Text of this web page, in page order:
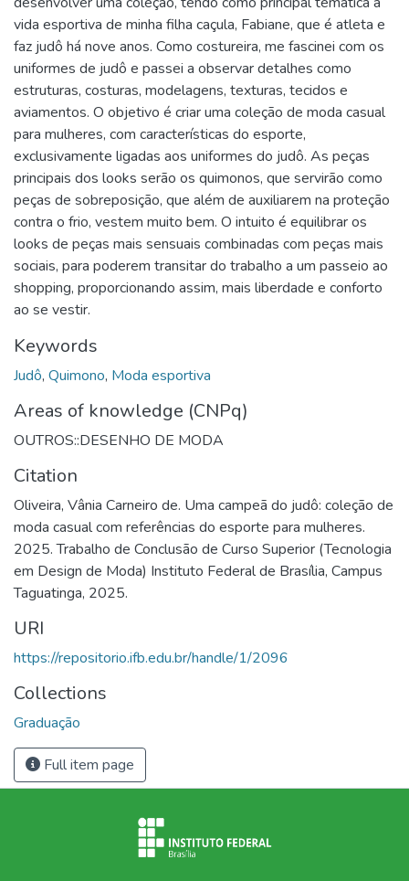
vida esportiva de minha filha caçula, Fabiane, que é atleta e
faz judô há nove anos. Como costureira, me fascinei com os
uniformes de judô e passei a observar detalhes como
estruturas, costuras, modelagens, texturas, tecidos e
aviamentos. O objetivo é criar uma coleção de moda casual
para mulheres, com características do esporte,
exclusivamente ligadas aos uniformes do judô. As peças
principais dos looks serão os quimonos, que servirão como
peças de sobreposição, que além de auxiliarem na proteção
contra o frio, vestem muito bem. O intuito é equilibrar os
looks de peças mais sensuais combinadas com peças mais
sociais, para poderem transitar do trabalho a um passeio ao
shopping, proporcionando assim, mais liberdade e conforto
ao se vestir.
Keywords
Judô, Quimono, Moda esportiva
Areas of knowledge (CNPq)
OUTROS::DESENHO DE MODA
Citation
Oliveira, Vânia Carneiro de. Uma campeã do judô: coleção de
moda casual com referências do esporte para mulheres.
2025. Trabalho de Conclusão de Curso Superior (Tecnologia
em Design de Moda) Instituto Federal de Brasília, Campus
Taguatinga, 2025.
URI
https://repositorio.ifb.edu.br/handle/1/2096
Collections
Graduação
Full item page